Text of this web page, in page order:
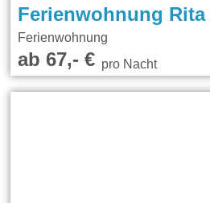
Ferienwohnung
ab 67,- €pro Nacht